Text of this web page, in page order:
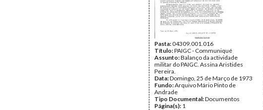
Pasta:04309.001.016
Título:PAIGC - Communiqué
Assunto:Balanço da actividade
militar do PAIGC. Assina Aristides
Pereira.
Data:Domingo, 25 de Março de 1973
Fundo:Arquivo Mário Pinto de
Andrade
Tipo Documental:Documentos
Página(s): 1